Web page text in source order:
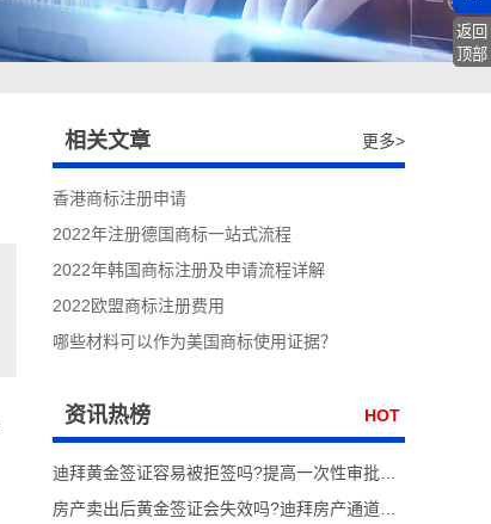
相关文章 更多>
香港商标注册申请
2022年注册德国商标一站式流程
2022年韩国商标注册及申请流程详解
2022欧盟商标注册费用
哪些材料可以作为美国商标使用证据？
资讯热榜 HOT
返回
顶部